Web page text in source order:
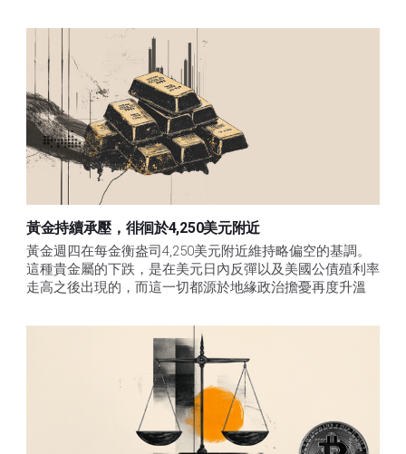
黃金持續承壓，徘徊於4,250美元附近
黃金週四在每金衡盎司4,250美元附近維持略偏空的基調。
這種貴金屬的下跌，是在美元日內反彈以及美國公債殖利率
走高之後出現的，而這一切都源於地緣政治擔憂再度升溫